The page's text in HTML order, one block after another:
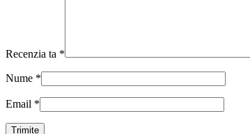
Recenzia ta *
Nume *
Email *